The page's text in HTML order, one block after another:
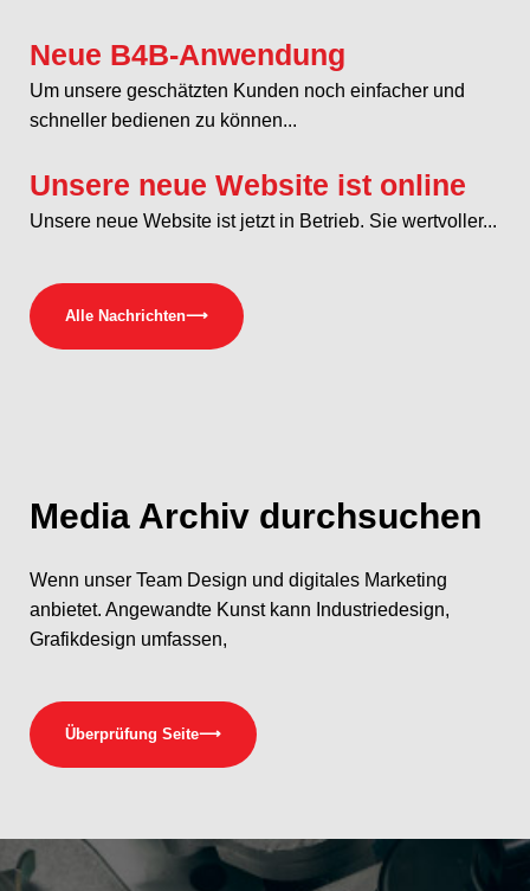
Neue B4B-Anwendung
Um unsere geschätzten Kunden noch einfacher und
schneller bedienen zu können...
Unsere neue Website ist online
Unsere neue Website ist jetzt in Betrieb. Sie wertvoller...
Alle Nachrichten⟶
Media Archiv durchsuchen
Wenn unser Team Design und digitales Marketing
anbietet. Angewandte Kunst kann Industriedesign,
Grafikdesign umfassen,
Überprüfung Seite⟶